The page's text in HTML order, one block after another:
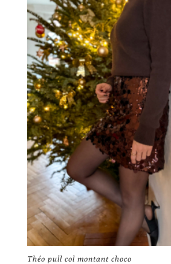
Théo pull col montant choco